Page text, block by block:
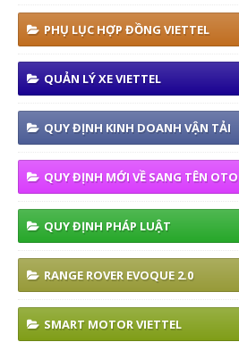
PHỤ LỤC HỢP ĐỒNG VIETTEL
QUẢN LÝ XE VIETTEL
QUY ĐỊNH KINH DOANH VẬN TẢI
QUY ĐỊNH MỚI VỀ SANG TÊN OTO
QUY ĐỊNH PHÁP LUẬT
RANGE ROVER EVOQUE 2.0
SMART MOTOR VIETTEL